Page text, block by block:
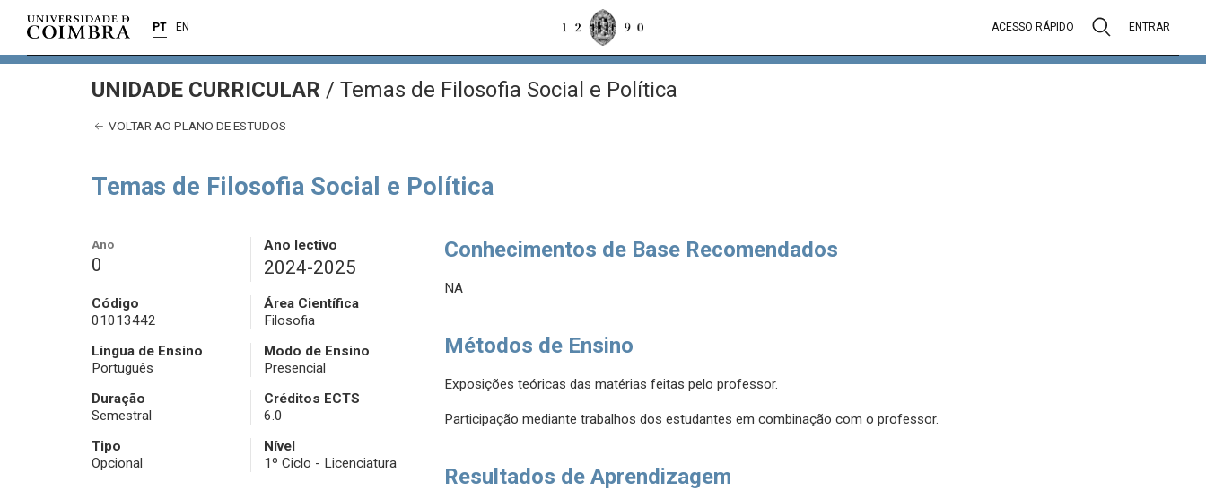
PT EN ACESSO RÁPIDO ENTRAR
UNIDADE CURRICULAR / Temas de Filosofia Social e Política
VOLTAR AO PLANO DE ESTUDOS
Temas de Filosofia Social e Política
Ano
0
Ano lectivo
2024-2025
Código
01013442
Área Científica
Filosofia
Língua de Ensino
Português
Modo de Ensino
Presencial
Duração
Semestral
Créditos ECTS
6.0
Tipo
Opcional
Nível
1º Ciclo - Licenciatura
Conhecimentos de Base Recomendados
NA
Métodos de Ensino
Exposições teóricas das matérias feitas pelo professor.
Participação mediante trabalhos dos estudantes em combinação com o professor.
Resultados de Aprendizagem